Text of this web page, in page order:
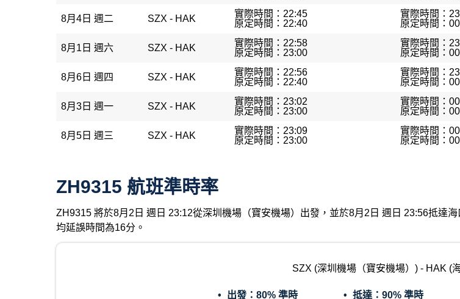
8月4日 週二 SZX - HAK
實際時間：22:45
原定時間：22:40
實際時間：
原定時間：
8月1日 週六 SZX - HAK
實際時間：22:58
原定時間：23:00
實際時間：
原定時間：
8月6日 週四 SZX - HAK
實際時間：22:56
原定時間：22:40
實際時間：
原定時間：
8月3日 週一 SZX - HAK
實際時間：23:02
原定時間：23:00
實際時間：
原定時間：
8月5日 週三 SZX - HAK
實際時間：23:09
原定時間：23:00
實際時間：
原定時間：
ZH9315 航班準時率
ZH9315 將於8月2日 週日 23:12從深圳機場（寶安機場）出發，並於8月2日 週日 23:56抵達
均延誤時間為16分。
SZX (深圳機場（寶安機場）) - HAK (
出發： 80% 準時 抵達： 90% 準時